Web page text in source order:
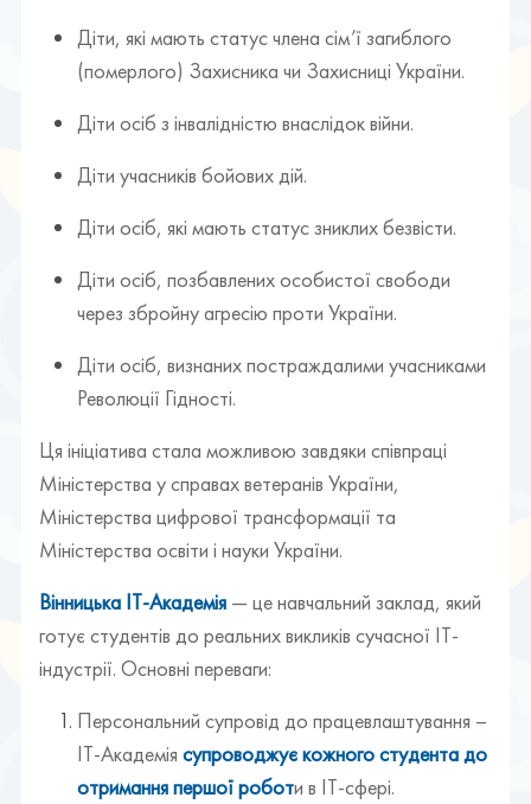
Діти, які мають статус члена сім’ї загиблого
(померлого) Захисника чи Захисниці України.
Діти осіб з інвалідністю внаслідок війни.
Діти учасників бойових дій.
Діти осіб, які мають статус зниклих безвісти.
Діти осіб, позбавлених особистої свободи
через збройну агресію проти України.
Діти осіб, визнаних постраждалими учасниками
Революції Гідності.
Ця ініціатива стала можливою завдяки співпраці
Міністерства у справах ветеранів України,
Міністерства цифрової трансформації та
Міністерства освіти і науки України.
Вінницька ІТ-Академія — це навчальний заклад, який
готує студентів до реальних викликів сучасної ІТ-
індустрії. Основні переваги:
Персональний супровід до працевлаштування –
ІТ-Академія супроводжує кожного студента до
отримання першої роботи в ІТ-сфері.